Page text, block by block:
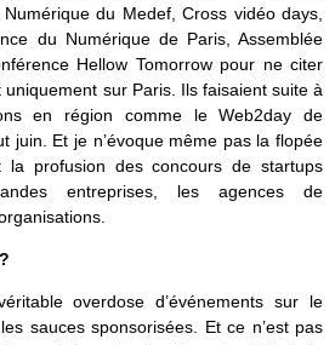
Numérique du Medef, Cross vidéo days,
du Numérique de Paris, Assemblée
Hellow Tomorrow pour ne citer
sur Paris. Ils faisaient suite à
en région comme le Web2day de
juin. Et je n’évoque même pas la flopée
la profusion des concours de startups
entreprises, les agences de
overdose d’événements sur le
sauces sponsorisées. Et ce n’est pas